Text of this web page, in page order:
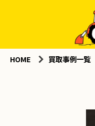
HOME 買取事例一覧